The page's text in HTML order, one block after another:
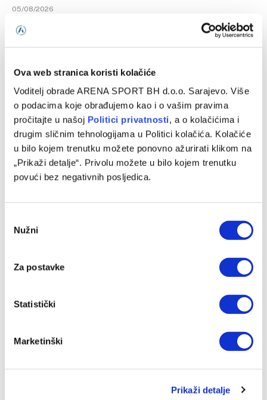
Ova web stranica koristi kolačiće
Voditelj obrade ARENA SPORT BH d.o.o. Sarajevo. Više
o podacima koje obrađujemo kao i o vašim pravima
pročitajte u našoj Politici privatnosti, a o kolačićima i
drugim sličnim tehnologijama u Politici kolačića. Kolačiće
u bilo kojem trenutku možete ponovno ažurirati klikom na
„Prikaži detalje“. Privolu možete u bilo kojem trenutku
povući bez negativnih posljedica.
Selection
Nužni
Za postavke
Statistički
Marketinški
Prikaži detalje
05/08/2026
Džumhur opravdao ulogu favorita u Poljskoj
Muzaferija: Ovo su vijesti za koje sam se nadala da ih neću